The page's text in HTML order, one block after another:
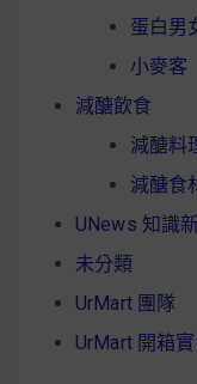
蛋白男
小麥客
減醣飲食
減醣料
減醣食
UNews 知識
未分類
UrMart 團隊
UrMart 開箱實